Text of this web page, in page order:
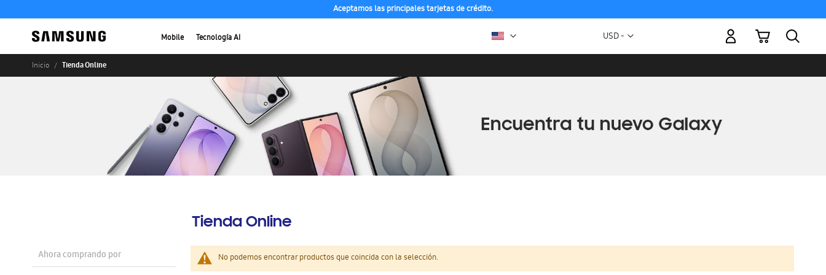
Aceptamos las principales tarjetas de crédito.
Mobile Tecnología AI Moneda
USD -
Mi carrito
Inicio Tienda Online
Tienda Online
No podemos encontrar productos que coincida con la selección.
Ahora comprando por